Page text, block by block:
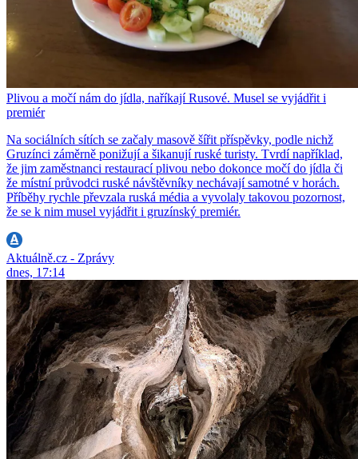
Plivou a močí nám do jídla, naříkají Rusové. Musel se vyjádřit i
premiér
Na sociálních sítích se začaly masově šířit příspěvky, podle nichž
Gruzínci záměrně ponižují a šikanují ruské turisty. Tvrdí například,
že jim zaměstnanci restaurací plivou nebo dokonce močí do jídla či
že místní průvodci ruské návštěvníky nechávají samotné v horách.
Příběhy rychle převzala ruská média a vyvolaly takovou pozornost,
že se k nim musel vyjádřit i gruzínský premiér.
Aktuálně.cz - Zprávy
dnes, 17:14